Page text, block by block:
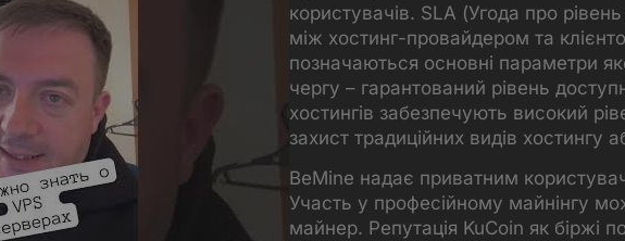
користувачів. SLA (Угода про
між хостинг-провайдером та
позначаються основні параметри
чергу – гарантований рівень
хостингів забезпечують високий
захист традиційних видів хостингу
BeMine надає приватним
Участь у професійному майнінгу
майнер. Репутація KuCoin як біржі